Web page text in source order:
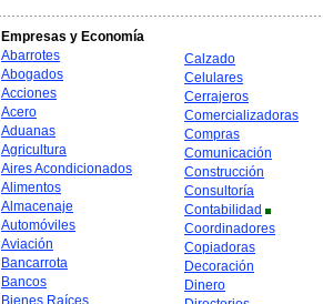
Empresas y Economía
Abarrotes
Abogados
Acciones
Acero
Aduanas
Agricultura
Aires Acondicionados
Alimentos
Almacenaje
Automóviles
Aviación
Bancarrota
Bancos
Bienes Raíces
Calzado
Celulares
Cerrajeros
Comercializadoras
Compras
Comunicación
Construcción
Consultoría
Contabilidad
Coordinadores
Copiadoras
Decoración
Dinero